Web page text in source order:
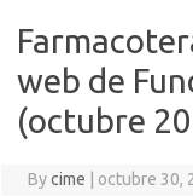
web de
(octubre
Bycime octubre 30,